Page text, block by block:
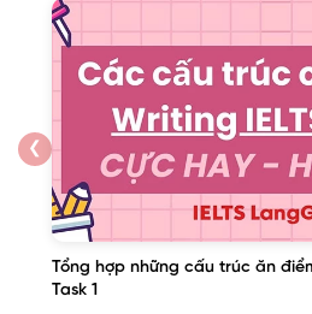
❮
Tổng hợp những cấu trúc ăn
Task 1